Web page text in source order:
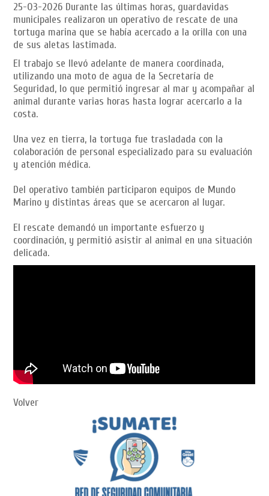
25-03-2026 Durante las últimas horas, guardavidas
municipales realizaron un operativo de rescate de una
tortuga marina que se había acercado a la orilla con una
de sus aletas lastimada.
El trabajo se llevó adelante de manera coordinada,
utilizando una moto de agua de la Secretaría de
Seguridad, lo que permitió ingresar al mar y acompañar al
animal durante varias horas hasta lograr acercarlo a la
costa.
Una vez en tierra, la tortuga fue trasladada con la
colaboración de personal especializado para su evaluación
y atención médica.
Del operativo también participaron equipos de Mundo
Marino y distintas áreas que se acercaron al lugar.
El rescate demandó un importante esfuerzo y
coordinación, y permitió asistir al animal en una situación
delicada.
Volver